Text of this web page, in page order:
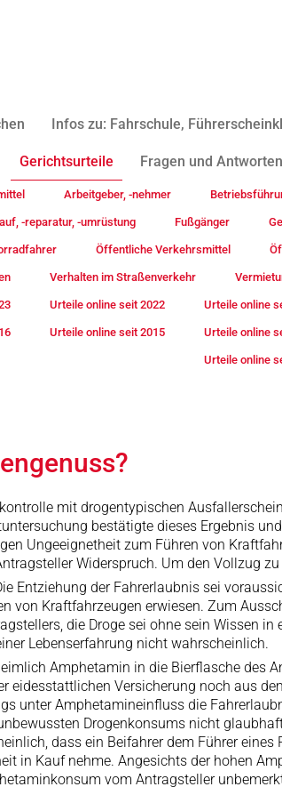
Infos zu: Fahrschule,
Gerichtsurteile Fragen und Antworten
Arbeitgeber, -nehmer
-reparatur, -umrüstung Fußgänger
Öffentliche Verkehrsmittel
Verhalten im Straßenverkehr
Urteile online seit 2022 Urteile online
Urteile online seit 2015 Urteile online
Urteile online
mit drogentypischen
bestätigte dieses Ergebnis
Ungeeignetheit zum Führen von
Widerspruch. Um den Vollzug
Entziehung der Fahrerlaubnis sei
von Kraftfahrzeugen erwiesen. Zum
die Droge sei ohne sein Wissen
Lebenserfahrung nicht wahrscheinlich.
Amphetamin in die Bierflasche
eidesstattlichen Versicherung noch aus
unter Amphetamineinfluss die
Drogenkonsums nicht
dass ein Beifahrer dem Führer
in Kauf nehme. Angesichts der hohen
vom Antragsteller